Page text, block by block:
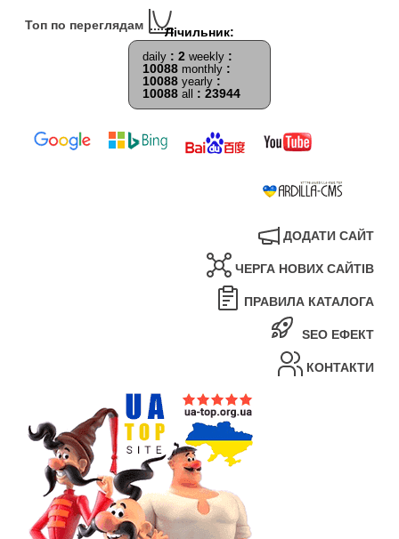
Топ по переглядам
daily : 2 weekly :
10088 monthly :
10088 yearly :
10088 all : 23944
ДОДАТИ САЙТ
ЧЕРГА НОВИХ САЙТІВ
ПРАВИЛА КАТАЛОГА
SEO ЕФЕКТ
КОНТАКТИ